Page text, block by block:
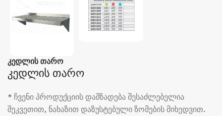
კედლის თარო
კედლის თარო
* ჩვენი პროდუქციის დამზადება შესაძლებელია
შეკვეთით, ნახაზით დაზუსტებული ზომების მიხედვით.